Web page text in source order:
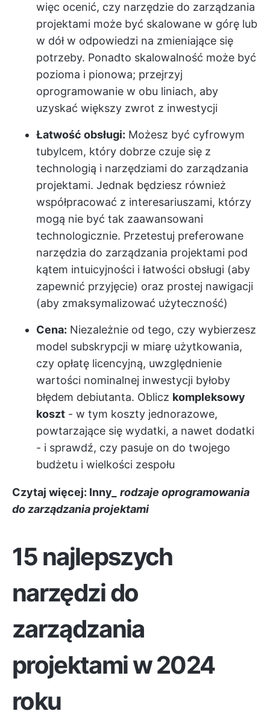
więc ocenić, czy narzędzie do zarządzania
projektami może być skalowane w górę lub
w dół w odpowiedzi na zmieniające się
potrzeby. Ponadto skalowalność może być
pozioma i pionowa; przejrzyj
oprogramowanie w obu liniach, aby
uzyskać większy zwrot z inwestycji
Łatwość obsługi: Możesz być cyfrowym
tubylcem, który dobrze czuje się z
technologią i narzędziami do zarządzania
projektami. Jednak będziesz również
współpracować z interesariuszami, którzy
mogą nie być tak zaawansowani
technologicznie. Przetestuj preferowane
narzędzia do zarządzania projektami pod
kątem intuicyjności i łatwości obsługi (aby
zapewnić przyjęcie) oraz prostej nawigacji
(aby zmaksymalizować użyteczność)
Cena: Niezależnie od tego, czy wybierzesz
model subskrypcji w miarę użytkowania,
czy opłatę licencyjną, uwzględnienie
wartości nominalnej inwestycji byłoby
błędem debiutanta. Oblicz kompleksowy
koszt - w tym koszty jednorazowe,
powtarzające się wydatki, a nawet dodatki
- i sprawdź, czy pasuje on do twojego
budżetu i wielkości zespołu
Czytaj więcej: Inny_
rodzaje oprogramowania
do zarządzania projektami
15 najlepszych
narzędzi do
zarządzania
projektami w 2024
roku